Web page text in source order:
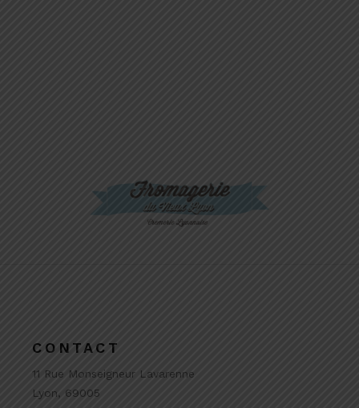
CONTACT
11 Rue Monseigneur Lavarenne
Lyon, 69005